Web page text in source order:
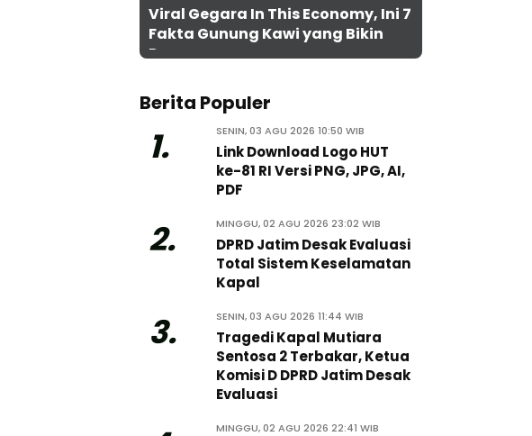
Viral Gegara In This Economy, Ini 7
Fakta Gunung Kawi yang Bikin
Penasaran
Berita Populer
1. SENIN, 03 AGU 2026 10:50 WIB
Link Download Logo HUT
ke-81 RI Versi PNG, JPG, AI,
PDF
2. MINGGU, 02 AGU 2026 23:02 WIB
DPRD Jatim Desak Evaluasi
Total Sistem Keselamatan
Kapal
3. SENIN, 03 AGU 2026 11:44 WIB
Tragedi Kapal Mutiara
Sentosa 2 Terbakar, Ketua
Komisi D DPRD Jatim Desak
Evaluasi
MINGGU, 02 AGU 2026 22:41 WIB